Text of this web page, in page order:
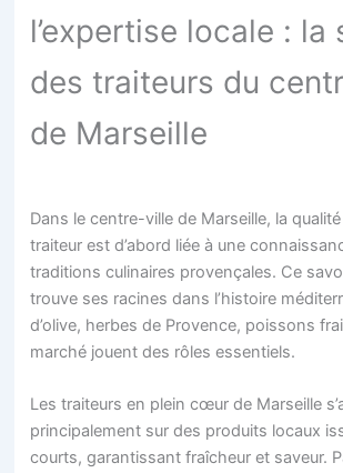
l’expertise locale : la
des traiteurs du
de Marseille
Dans le centre-ville de Marseille, la
traiteur est d’abord liée à une
traditions culinaires provençales. Ce
trouve ses racines dans l’histoire
d’olive, herbes de Provence, poissons
marché jouent des rôles essentiels.
Les traiteurs en plein cœur de Marseille
principalement sur des produits locaux
courts, garantissant fraîcheur et saveur.